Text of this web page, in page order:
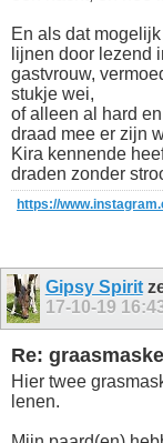
En als dat
lijnen door lezend
gastvrouw,
stukje wei,
of alleen al hard
draad mee er zijn
Kira kennende
draden zonder
https://
Gipsy Spirit
17-10-19
Re:
Hier twee
lenen.